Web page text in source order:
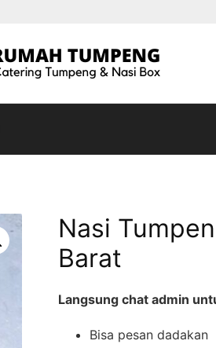
Nasi
Barat
Langsung chat admin
Bisa pesan dadakan